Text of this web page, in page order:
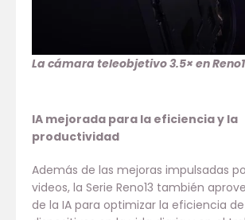
La cámara teleobjetivo 3.5× en
IA mejorada para la eficiencia y la
productividad
Además de las mejoras impulsadas
videos, la Serie Reno13 también
de la IA para optimizar la eficiencia